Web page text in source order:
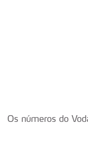
Os números do